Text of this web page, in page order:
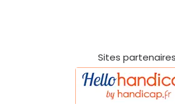
Sites partenaires